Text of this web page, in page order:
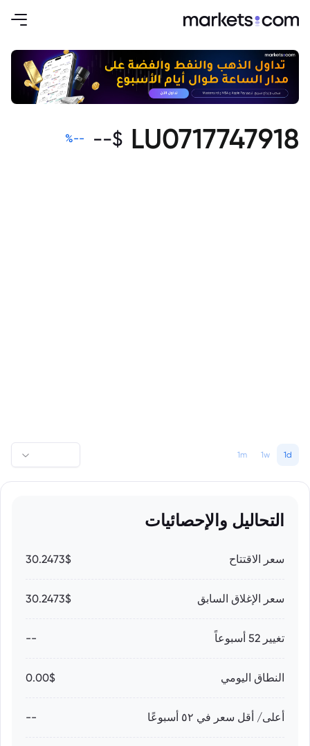
LU0717747918
$
--
--
%
1d
1w
1m
التحاليل والإحصائيات
سعر الاقتتاح 30.2473$
سعر الإغلاق السابق 30.2473$
تغيير 52 أسبوعاً --
النطاق اليومي 0.00$
أعلى/ أقل سعر في ٥٢ أسبوعًا --